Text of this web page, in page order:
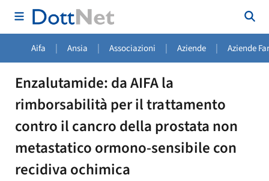
Aifa | Ansia | Associazioni | Aziende | Aziende
Enzalutamide: da AIFA la
rimborsabilità per il trattamento
contro il cancro della prostata non
metastatico ormono-sensibile con
recidiva ochimica